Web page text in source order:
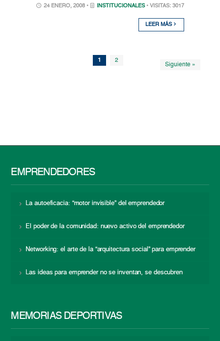
24 ENERO, 2008 • INSTITUCIONALES • VISITAS: 3017
LEER MÁS
1 2
Siguiente »
EMPRENDEDORES
La autoeficacia: “motor invisible” del emprendedor
El poder de la comunidad: nuevo activo del emprendedor
Networking: el arte de la “arquitectura social” para emprender
Las ideas para emprender no se inventan, se descubren
MEMORIAS DEPORTIVAS